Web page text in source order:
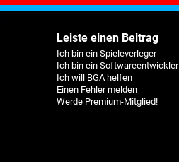
Leiste einen Beitrag
Ich bin ein Spieleverleger
Ich bin ein Softwareentwickler
Ich will BGA helfen
Einen Fehler melden
Werde Premium-Mitglied!